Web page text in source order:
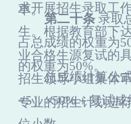
单。
求开展招生录取工
生。根据教育部下
业合格生源复试的
招生领导小组集体
专业的招生计划进
第二十条录取
占总成绩的权重为
的权重为50%。
总成绩计算公
÷5）×50%＋复试